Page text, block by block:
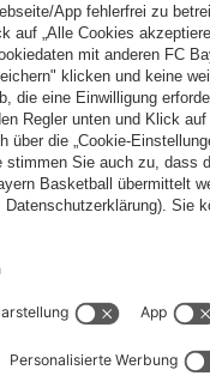
oder wir gegen Dich
behalten wir Deine
Daten
von Gründen